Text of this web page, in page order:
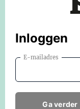
Inloggen
E-mailadres
Ga verder